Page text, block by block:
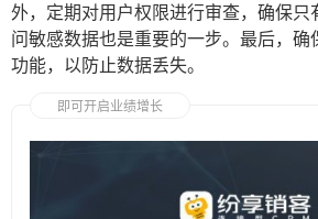
外，定期对用户权限进行审查，确保只
问敏感数据也是重要的一步。最后，确
功能，以防止数据丢失。
即可开启业绩增长